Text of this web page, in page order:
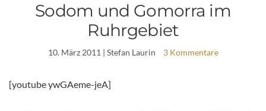
Sodom und Gomorra im
Ruhrgebiet
10. März 2011 | Stefan Laurin 3 Kommentare
[youtube ywGAeme-jeA]